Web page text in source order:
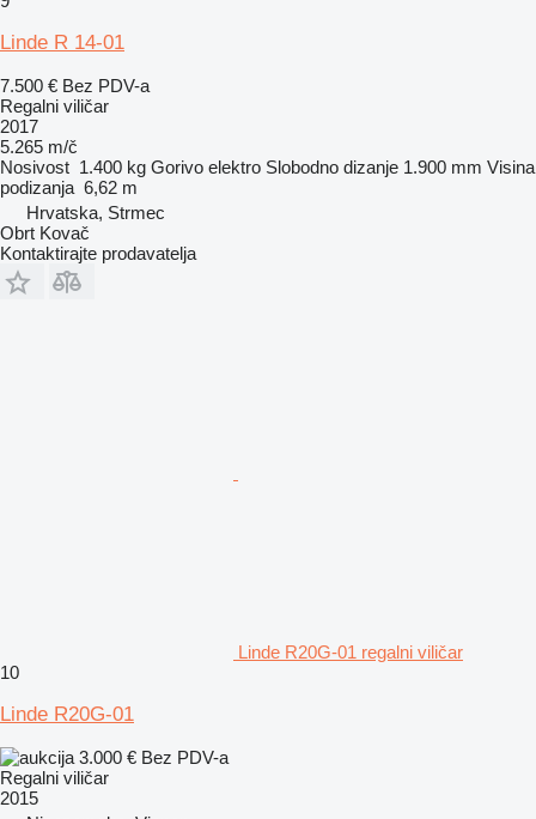
Linde R 14-01
7.500 € Bez PDV-a
Regalni viličar
2017
5.265 m/č
Nosivost 1.400 kg Gorivo elektro Slobodno dizanje 1.900 mm Visina
podizanja 6,62 m
Hrvatska, Strmec
Obrt Kovač
Kontaktirajte prodavatelja
Linde R20G-01 regalni viličar
10
Linde R20G-01
3.000 € Bez PDV-a
Regalni viličar
2015